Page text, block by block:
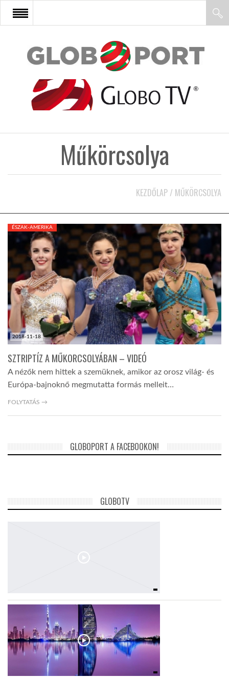
FŐOLDAL
AFRIKA
KÖZEL-KELET
AUSZTRÁLIA
A VILÁG ITTHON
GLOBOTV BP
HÍR3D
GLOBOTV
LINKTR.EE
GLOBOZSARU
DOBRAVERO.HU
Műkörcsolya
KEZDŐLAP / MŰKÖRCSOLYA
2018-11-18
ÉSZAK-AMERIKA
SZTRIPTÍZ A MŰKORCSOLYÁBAN – VIDEÓ
A nézők nem hittek a szemüknek, amikor az orosz világ- és
Európa-bajnoknő megmutatta formás melleit…
FOLYTATÁS →
GLOBOPORT A FACEBOOKON!
GLOBOTV